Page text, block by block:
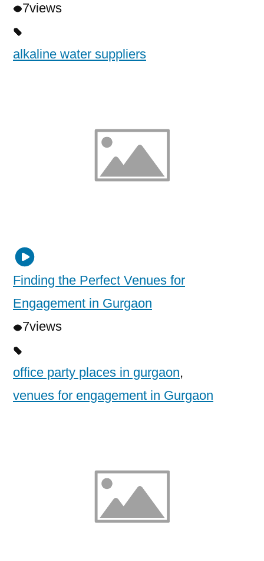
7views
alkaline water suppliers
Finding the Perfect Venues for
Engagement in Gurgaon
7views
office party places in gurgaon,
venues for engagement in Gurgaon